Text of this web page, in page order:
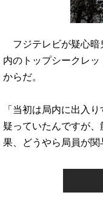
フジテレビが疑心暗
内のトップシークレ
からだ。
「当初は局内に出入
疑っていたんですが
果、どうやら局員が